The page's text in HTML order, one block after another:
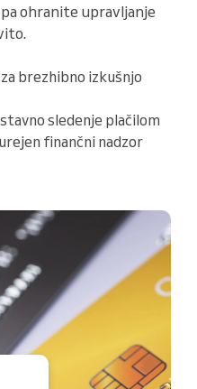
ohranite upravljanje
brezhibno izkušnjo
sledenje plačilom
finančni nadzor